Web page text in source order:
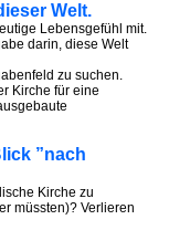
Welt.
Lebensgefühl mit.
darin, diese Welt
zu suchen.
Kirche für eine
”nach
Kirche zu
müssten)? Verlieren